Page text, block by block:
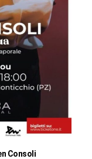
Consoli